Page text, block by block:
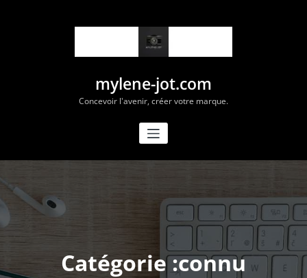
mylene-jot.com
Concevoir l'avenir, créer votre marque.
Catégorie :connu